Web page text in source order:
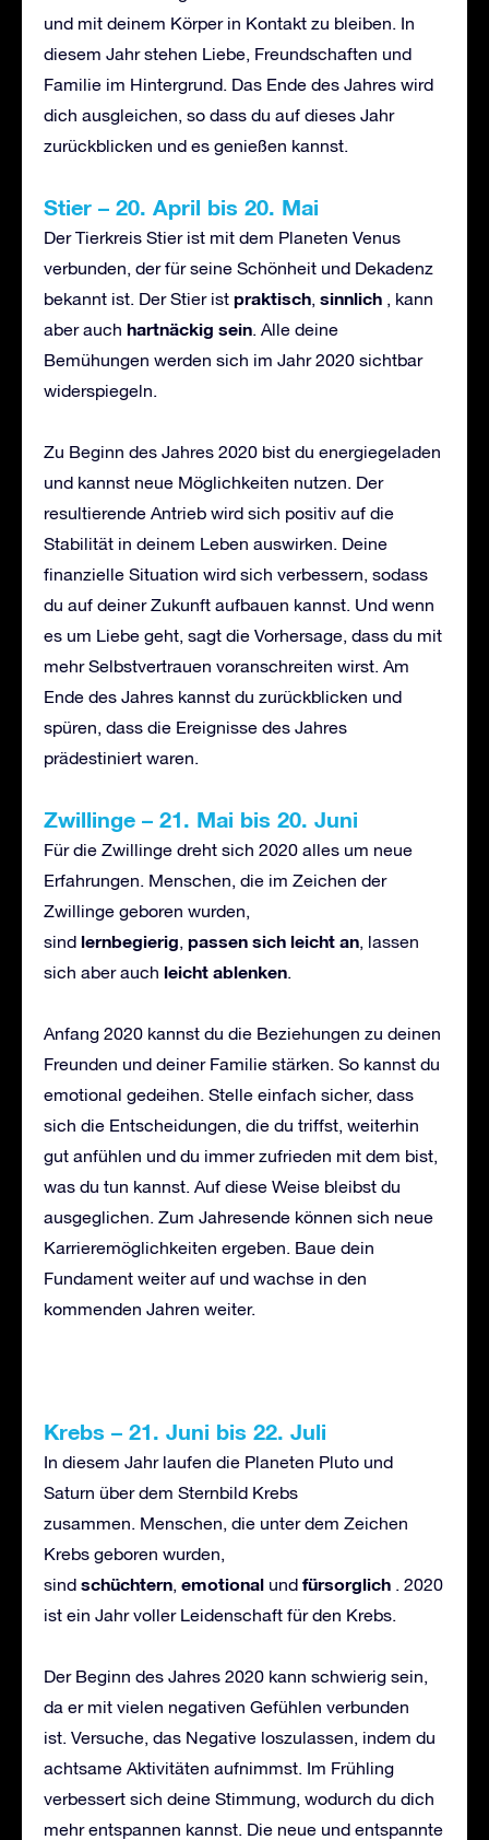
und mit deinem Körper in Kontakt zu bleiben. In
diesem Jahr stehen Liebe, Freundschaften und
Familie im Hintergrund. Das Ende des Jahres wird
dich ausgleichen, so dass du auf dieses Jahr
zurückblicken und es genießen kannst.
Stier – 20. April bis 20. Mai
Der Tierkreis Stier ist mit dem Planeten Venus
verbunden, der für seine Schönheit und Dekadenz
bekannt ist. Der Stier ist praktisch, sinnlich , kann
aber auch hartnäckig sein. Alle deine
Bemühungen werden sich im Jahr 2020 sichtbar
widerspiegeln.
Zu Beginn des Jahres 2020 bist du energiegeladen
und kannst neue Möglichkeiten nutzen. Der
resultierende Antrieb wird sich positiv auf die
Stabilität in deinem Leben auswirken. Deine
finanzielle Situation wird sich verbessern, sodass
du auf deiner Zukunft aufbauen kannst. Und wenn
es um Liebe geht, sagt die Vorhersage, dass du mit
mehr Selbstvertrauen voranschreiten wirst. Am
Ende des Jahres kannst du zurückblicken und
spüren, dass die Ereignisse des Jahres
prädestiniert waren.
Zwillinge – 21. Mai bis 20. Juni
Für die Zwillinge dreht sich 2020 alles um neue
Erfahrungen. Menschen, die im Zeichen der
Zwillinge geboren wurden,
sind lernbegierig, passen sich leicht an, lassen
sich aber auch leicht ablenken.
Anfang 2020 kannst du die Beziehungen zu deinen
Freunden und deiner Familie stärken. So kannst du
emotional gedeihen. Stelle einfach sicher, dass
sich die Entscheidungen, die du triffst, weiterhin
gut anfühlen und du immer zufrieden mit dem bist,
was du tun kannst. Auf diese Weise bleibst du
ausgeglichen. Zum Jahresende können sich neue
Karrieremöglichkeiten ergeben. Baue dein
Fundament weiter auf und wachse in den
kommenden Jahren weiter.
Krebs – 21. Juni bis 22. Juli
In diesem Jahr laufen die Planeten Pluto und
Saturn über dem Sternbild Krebs
zusammen. Menschen, die unter dem Zeichen
Krebs geboren wurden,
sind schüchtern, emotional und fürsorglich . 2020
ist ein Jahr voller Leidenschaft für den Krebs.
Der Beginn des Jahres 2020 kann schwierig sein,
da er mit vielen negativen Gefühlen verbunden
ist. Versuche, das Negative loszulassen, indem du
achtsame Aktivitäten aufnimmst. Im Frühling
verbessert sich deine Stimmung, wodurch du dich
mehr entspannen kannst. Die neue und entspannte